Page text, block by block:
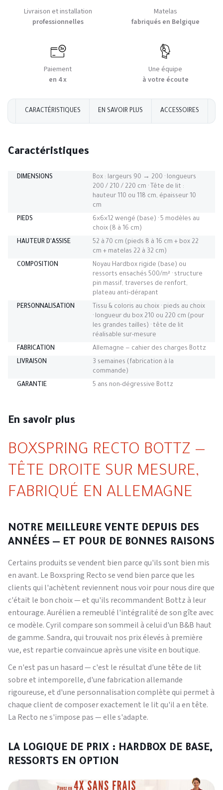
Livraison et installation
professionnelles
Matelas
fabriqués en Belgique
Paiement
en 4 x
Une équipe
à votre écoute
CARACTÉRISTIQUES EN SAVOIR PLUS ACCESSOIRES
Caractéristiques
DIMENSIONS
Box : largeurs 90 → 200 · longueurs
200 / 210 / 220 cm · Tête de lit :
hauteur 110 ou 118 cm, épaisseur 10
cm
PIEDS
6×6×12 wengé (base) · 5 modèles au
choix (8 à 16 cm)
HAUTEUR D'ASSISE
52 à 70 cm (pieds 8 à 16 cm + box 22
cm + matelas 22 à 32 cm)
COMPOSITION
Noyau Hardbox rigide (base) ou
ressorts ensachés 500/m² · structure
pin massif, traverses de renfort,
plateau anti-dérapant
PERSONNALISATION
Tissu & coloris au choix · pieds au choix
· longueur du box 210 ou 220 cm (pour
les grandes tailles) · tête de lit
réalisable sur-mesure
FABRICATION
Allemagne — cahier des charges Bottz
LIVRAISON
3 semaines (fabrication à la
commande)
GARANTIE
5 ans non-dégressive Bottz
En savoir plus
BOXSPRING RECTO BOTTZ —
TÊTE DROITE SUR MESURE,
FABRIQUÉ EN ALLEMAGNE
NOTRE MEILLEURE VENTE DEPUIS DES
ANNÉES — ET POUR DE BONNES RAISONS
Certains produits se vendent bien parce qu'ils sont bien mis
en avant. Le Boxspring Recto se vend bien parce que les
clients qui l'achètent reviennent nous voir pour nous dire que
c'était le bon choix — et qu'ils recommandent Bottz à leur
entourage. Aurélien a remeublé l'intégralité de son gîte avec
ce modèle. Cyril compare son sommeil à celui d'un B&B haut
de gamme. Sandra, qui trouvait nos prix élevés à première
vue, est repartie convaincue après une visite en boutique.
Ce n'est pas un hasard — c'est le résultat d'une tête de lit
sobre et intemporelle, d'une fabrication allemande
rigoureuse, et d'une personnalisation complète qui permet à
chaque client de composer exactement le lit qu'il a en tête.
La Recto ne s'impose pas — elle s'adapte.
LA LOGIQUE DE PRIX : HARDBOX DE BASE,
RESSORTS EN OPTION